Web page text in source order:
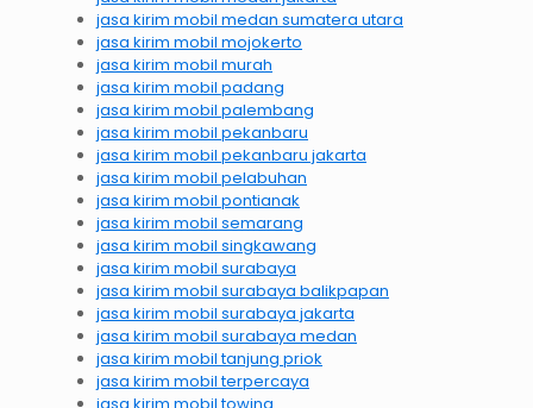
jasa kirim mobil medan sumatera utara
jasa kirim mobil mojokerto
jasa kirim mobil murah
jasa kirim mobil padang
jasa kirim mobil palembang
jasa kirim mobil pekanbaru
jasa kirim mobil pekanbaru jakarta
jasa kirim mobil pelabuhan
jasa kirim mobil pontianak
jasa kirim mobil semarang
jasa kirim mobil singkawang
jasa kirim mobil surabaya
jasa kirim mobil surabaya balikpapan
jasa kirim mobil surabaya jakarta
jasa kirim mobil surabaya medan
jasa kirim mobil tanjung priok
jasa kirim mobil terpercaya